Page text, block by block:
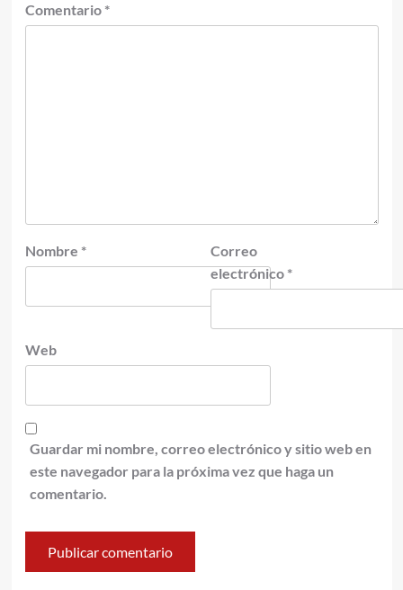
Comentario *
Nombre *
Correo
electrónico *
Web
Guardar mi nombre, correo electrónico y sitio web en
este navegador para la próxima vez que haga un
comentario.